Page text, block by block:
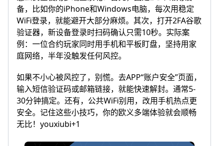
备，比如你的iPhone和Windows电脑，每次用稳定
WiFi登录，就能避开大部分麻烦。其次，打开2FA谷歌
验证器，新设备登录时扫码确认只需10秒。实际案
例：一位合约玩家同时用手机和平板盯盘，坚持用家
庭网络，半年没触发任何风控。​
如果不小心被风控了，别慌。去APP“账户安全”页面，
输入短信验证码或邮箱链接，就能快速解封。通常5-
30分钟搞定。还有，公共WiFi别用，改用手机热点更
安全。记住这些小技巧，你的欧义多端体验就会顺畅
无比！youxiubi+1